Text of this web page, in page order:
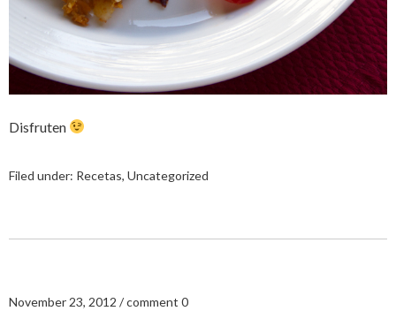
Disfruten
Filed under: Recetas, Uncategorized
November 23, 2012 comment 0